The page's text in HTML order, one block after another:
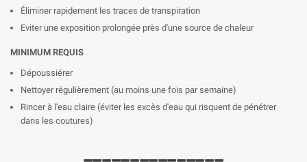
Éliminer rapidement les traces de transpiration
Eviter une exposition prolongée près d'une source de chaleur
MINIMUM REQUIS
Dépoussiérer
Nettoyer régulièrement (au moins une fois par semaine)
Rincer à l'eau claire (éviter les excès d'eau qui risquent de pénétrer
dans les coutures)